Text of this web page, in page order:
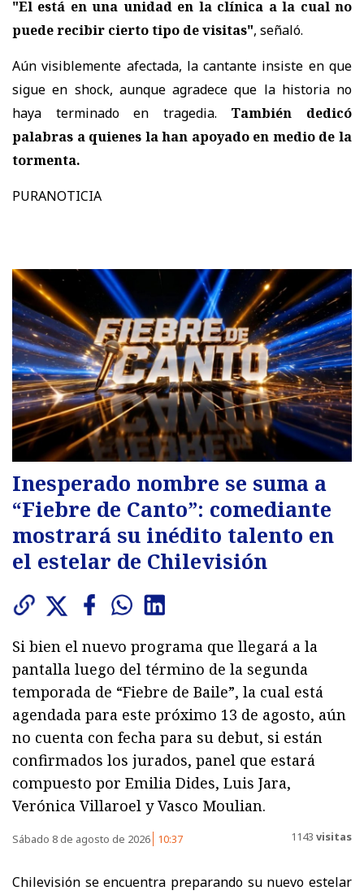
"El está en una unidad en la clínica a la cual no
puede recibir cierto tipo de visitas", señaló.
Aún visiblemente afectada, la cantante insiste en que
sigue en shock, aunque agradece que la historia no
haya terminado en tragedia. También dedicó
palabras a quienes la han apoyado en medio de la
tormenta.
PURANOTICIA
Inesperado nombre se suma a
“Fiebre de Canto”: comediante
mostrará su inédito talento en
el estelar de Chilevisión
Si bien el nuevo programa que llegará a la
pantalla luego del término de la segunda
temporada de “Fiebre de Baile”, la cual está
agendada para este próximo 13 de agosto, aún
no cuenta con fecha para su debut, si están
confirmados los jurados, panel que estará
compuesto por Emilia Dides, Luis Jara,
Verónica Villaroel y Vasco Moulian.
Sábado 8 de agosto de 2026 10:37 1143 visitas
Chilevisión se encuentra preparando su nuevo estelar